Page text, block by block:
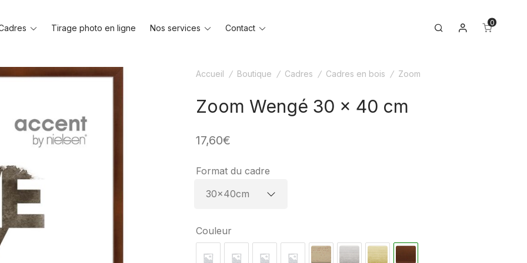
ToggleTirage photo en ligne Nos services
ToggleContact
Toggle
Search Mon compte
0
Accueil / Boutique / Cadres / Cadres en bois / Zoom
Zoom Wengé 30 x 40 cm
17,60€
Format du cadre
Couleur